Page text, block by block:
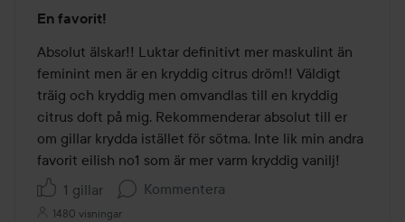
5
av
5
En favorit!
Absolut älskar!! Luktar definitivt mer maskulint än
feminint men är en kryddig citrus dröm!! Väldigt
träig och kryddig men omvandlas till en kryddig
citrus doft på mig. Rekommenderar absolut till er
om gillar krydda istället för sötma. Inte lik min andra
favorit eilish no1 som är mer varm kryddig vanilj!
1 gillar
Kommentera
1480 visningar